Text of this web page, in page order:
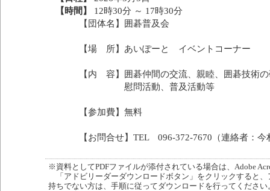
【時間】
12時30分 ～ 17時30分
【団体名】囲碁普及会
【場 所】あいぽーと イベントコーナー
【内 容】囲碁仲間の交流、親睦、囲碁技術
慰問活動、普及活動等
【参加費】無料
【お問合せ】TEL 096-372-7670（連絡者：今
※資料としてPDFファイルが添付されている場合は、Adobe
「アドビリーダーダウンロードボタン」をクリックすると
持ちでない方は、手順に従ってダウンロードを行ってください